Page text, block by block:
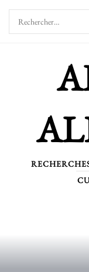
Skip
Rechercher :